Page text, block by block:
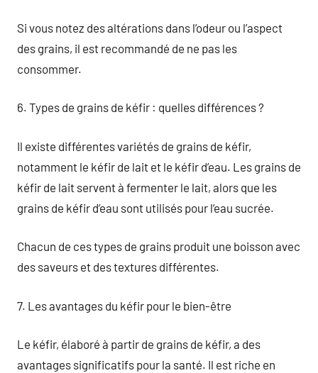
Si vous notez des altérations dans l’odeur ou l’aspect
des grains, il est recommandé de ne pas les
consommer.
6. Types de grains de kéfir : quelles différences ?
Il existe différentes variétés de grains de kéfir,
notamment le kéfir de lait et le kéfir d’eau. Les grains de
kéfir de lait servent à fermenter le lait, alors que les
grains de kéfir d’eau sont utilisés pour l’eau sucrée.
Chacun de ces types de grains produit une boisson avec
des saveurs et des textures différentes.
7. Les avantages du kéfir pour le bien-être
Le kéfir, élaboré à partir de grains de kéfir, a des
avantages significatifs pour la santé. Il est riche en